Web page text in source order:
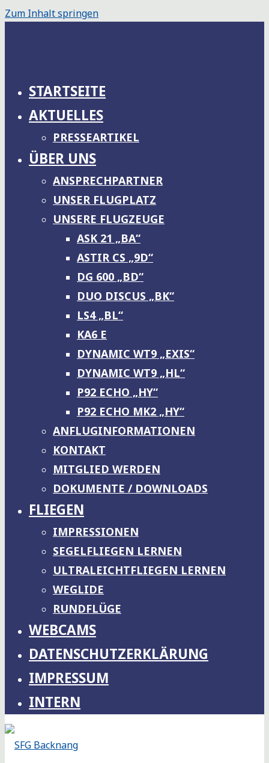
Zum Inhalt springen
STARTSEITE
AKTUELLES
PRESSEARTIKEL
ÜBER UNS
ANSPRECHPARTNER
UNSER FLUGPLATZ
UNSERE FLUGZEUGE
ASK 21 „BA“
ASTIR CS „9D“
DG 600 „BD“
DUO DISCUS „BK“
LS4 „BL“
KA6 E
DYNAMIC WT9 „EXIS“
DYNAMIC WT9 „HL“
P92 ECHO „HY“
P92 ECHO MK2 „HY“
ANFLUGINFORMATIONEN
KONTAKT
MITGLIED WERDEN
DOKUMENTE / DOWNLOADS
FLIEGEN
IMPRESSIONEN
SEGELFLIEGEN LERNEN
ULTRALEICHTFLIEGEN LERNEN
WEGLIDE
RUNDFLÜGE
WEBCAMS
DATENSCHUTZERKLÄRUNG
IMPRESSUM
INTERN